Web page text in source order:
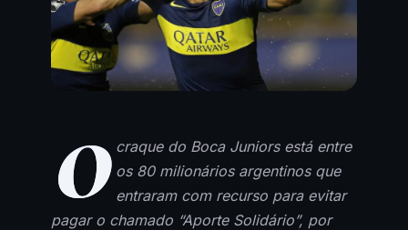
O craque do Boca Juniors está entre
os 80 milionários argentinos que
entraram com recurso para evitar
pagar o chamado “Aporte Solidário”, por